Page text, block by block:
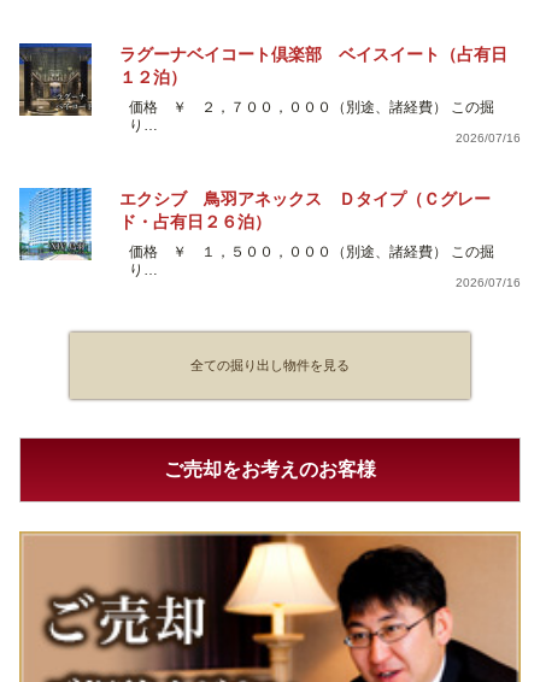
ラグーナベイコート倶楽部 ベイスイート（占有日
１２泊）
価格 ￥ ２，７００，０００（別途、諸経費） この掘
り…
2026/07/16
エクシブ 鳥羽アネックス Ｄタイプ（Ｃグレー
ド・占有日２６泊）
価格 ￥ １，５００，０００（別途、諸経費） この掘
り…
2026/07/16
全ての掘り出し物件を見る
ご売却をお考えのお客様